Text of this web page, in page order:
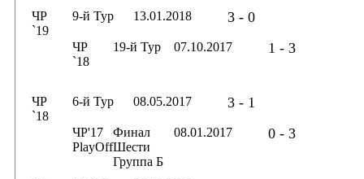
ЧР
`19
9-й Тур 13.01.2018 3 - 0
ЧР
`18
19-й Тур 07.10.2017 1 - 3
ЧР
`18
6-й Тур 08.05.2017 3 - 1
ЧР'17
PlayOff
Финал
Шести
Группа Б
08.01.2017 0 - 3